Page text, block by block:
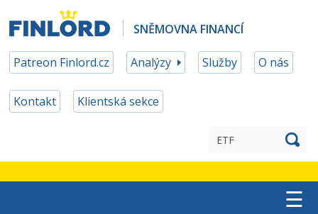
SNĚMOVNA FINANCÍ
Patreon Finlord.cz Analýzy Služby O nás
Kontakt Klientská sekce
☰